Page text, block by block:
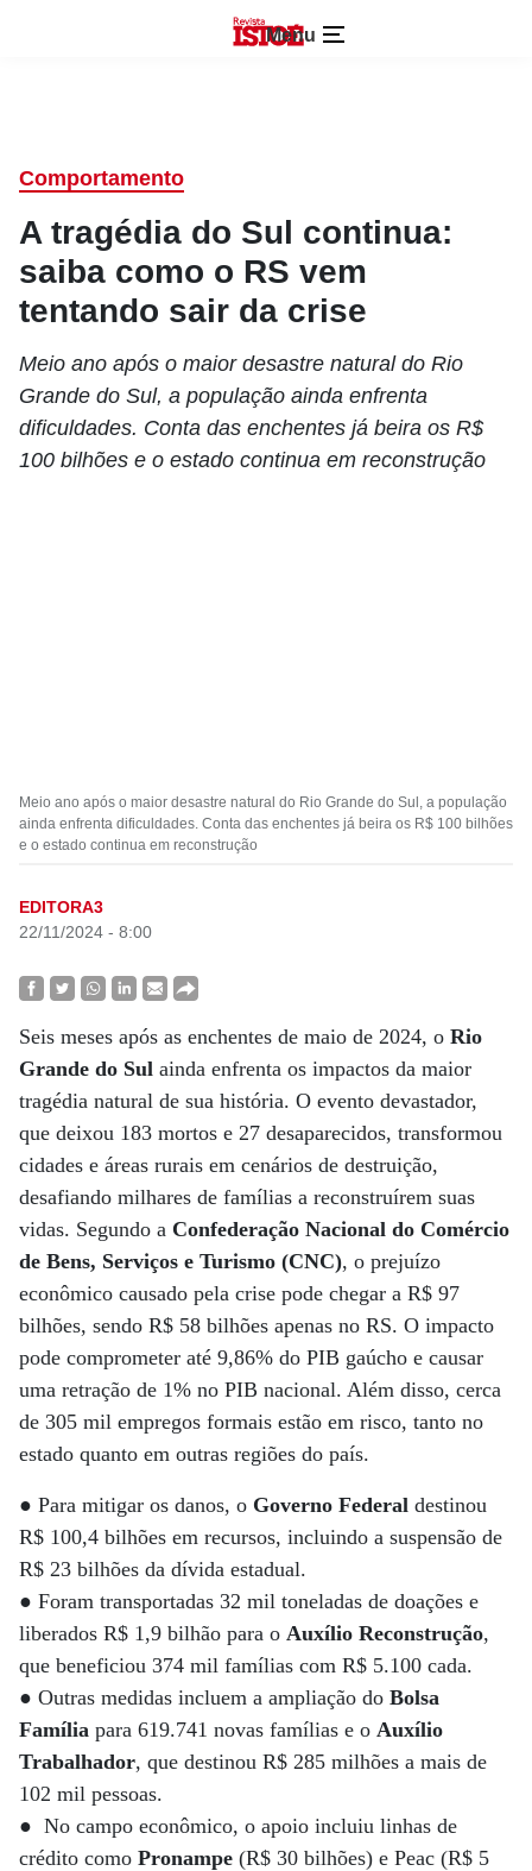
Menu
Comportamento
A tragédia do Sul continua:
saiba como o RS vem
tentando sair da crise
Meio ano após o maior desastre natural do Rio
Grande do Sul, a população ainda enfrenta
dificuldades. Conta das enchentes já beira os R$
100 bilhões e o estado continua em reconstrução
Meio ano após o maior desastre natural do Rio Grande do Sul, a população
ainda enfrenta dificuldades. Conta das enchentes já beira os R$ 100 bilhões
e o estado continua em reconstrução
EDITORA3
22/11/2024 - 8:00
Seis meses após as enchentes de maio de 2024, o Rio
Grande do Sul ainda enfrenta os impactos da maior
tragédia natural de sua história. O evento devastador,
que deixou 183 mortos e 27 desaparecidos, transformou
cidades e áreas rurais em cenários de destruição,
desafiando milhares de famílias a reconstruírem suas
vidas. Segundo a Confederação Nacional do Comércio
de Bens, Serviços e Turismo (CNC), o prejuízo
econômico causado pela crise pode chegar a R$ 97
bilhões, sendo R$ 58 bilhões apenas no RS. O impacto
pode comprometer até 9,86% do PIB gaúcho e causar
uma retração de 1% no PIB nacional. Além disso, cerca
de 305 mil empregos formais estão em risco, tanto no
estado quanto em outras regiões do país.
● Para mitigar os danos, o Governo Federal destinou
R$ 100,4 bilhões em recursos, incluindo a suspensão de
R$ 23 bilhões da dívida estadual.
● Foram transportadas 32 mil toneladas de doações e
liberados R$ 1,9 bilhão para o Auxílio Reconstrução,
que beneficiou 374 mil famílias com R$ 5.100 cada.
● Outras medidas incluem a ampliação do Bolsa
Família para 619.741 novas famílias e o Auxílio
Trabalhador, que destinou R$ 285 milhões a mais de
102 mil pessoas.
● No campo econômico, o apoio incluiu linhas de
crédito como Pronampe (R$ 30 bilhões) e Peac (R$ 5